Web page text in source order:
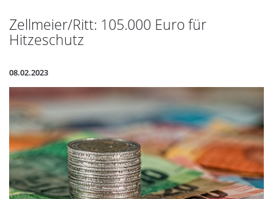
Zellmeier/Ritt: 105.000 Euro für
Hitzeschutz
08.02.2023